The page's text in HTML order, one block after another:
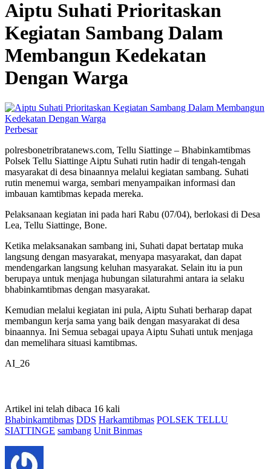
Aiptu Suhati Prioritaskan
Kegiatan Sambang Dalam
Membangun Kedekatan
Dengan Warga
Perbesar
polresbonetribratanews.com, Tellu Siattinge – Bhabinkamtibmas
Polsek Tellu Siattinge Aiptu Suhati rutin hadir di tengah-tengah
masyarakat di desa binaannya melalui kegiatan sambang. Suhati
rutin menemui warga, sembari menyampaikan informasi dan
imbauan kamtibmas kepada mereka.
Pelaksanaan kegiatan ini pada hari Rabu (07/04), berlokasi di Desa
Lea, Tellu Siattinge, Bone.
Ketika melaksanakan sambang ini, Suhati dapat bertatap muka
langsung dengan masyarakat, menyapa masyarakat, dan dapat
mendengarkan langsung keluhan masyarakat. Selain itu ia pun
berupaya untuk menjaga hubungan silaturahmi antara ia selaku
bhabinkamtibmas dengan masyarakat.
Kemudian melalui kegiatan ini pula, Aiptu Suhati berharap dapat
membangun kerja sama yang baik dengan masyarakat di desa
binaannya. Ini Semua sebagai upaya Aiptu Suhati untuk menjaga
dan memelihara situasi kamtibmas.
AI_26
Artikel ini telah dibaca 16 kali
Bhabinkamtibmas DDS Harkamtibmas POLSEK TELLU
SIATTINGE sambang Unit Binmas